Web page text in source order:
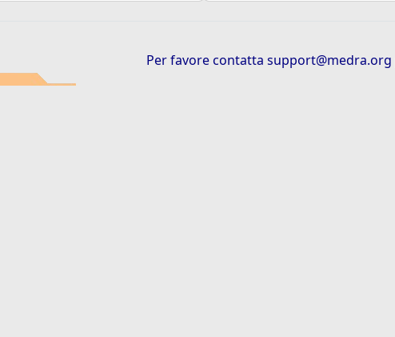
Per favore contatta support@medra.org